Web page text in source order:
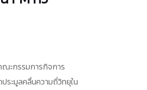
ณะกรรมการกิจการ
ระมูลคลื่นความถี่วิทยุใน